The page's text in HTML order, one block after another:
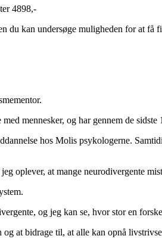
4898,-
du kan undersøge muligheden for at
mennesker, og har gennem de
hos Molis psykologerne.
oplever, at mange neurodivergente
og jeg kan se, hvor stor en
at bidrage til, at alle kan opnå